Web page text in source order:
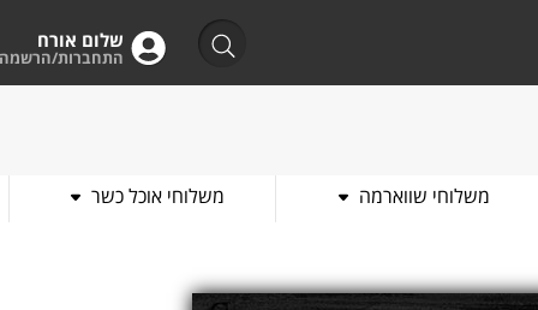
שלום אורח
התחברות/הרשמה
משלוחי שווארמה משלוחי אוכל כשר